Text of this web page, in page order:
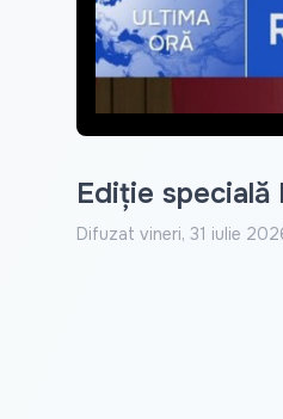
Ediție specială
Difuzat vineri, 31 iulie